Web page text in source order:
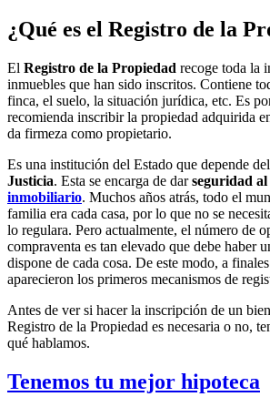
¿Qué es el Registro de la
El Registro de la Propiedad recoge toda la
inmuebles que han sido inscritos. Contiene
finca, el suelo, la situación jurídica, etc. Es
recomienda inscribir la propiedad adquirida
da firmeza como propietario.
Es una institución del Estado que depende del
Justicia. Esta se encarga de darseguridad al
inmobiliario. Muchos años atrás, todo el
familia era cada casa, por lo que no se
lo regulara. Pero actualmente, el número de
compraventa es tan elevado que debe haber
dispone de cada cosa. De este modo, a
aparecieron los primeros mecanismos de
Antes de ver si hacer la inscripción de un
Registro de la Propiedad es necesaria o no,
qué hablamos.
Tenemos tu mejor hipoteca